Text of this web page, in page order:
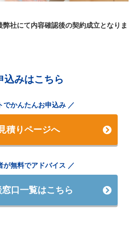
社にて内容確認後の契約成立となりま
込みはこちら
でかんたんお申込み
積りページへ
が無料でアドバイス
窓口一覧はこちら